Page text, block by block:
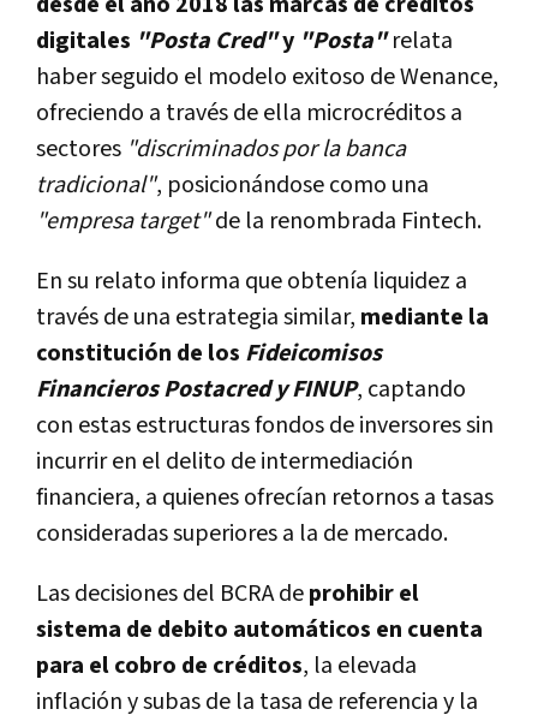
digitales "Posta Cred"y "Posta" relata
haber seguido el modelo exitoso de Wenance,
ofreciendo a través de ella microcréditos a
sectores "discriminados por la banca
tradicional", posicionándose como una
"empresa target"de la renombrada Fintech.
En su relato informa que obtenía liquidez a
través de una estrategia similar, mediante la
constitución de los Fideicomisos
Financieros Postacred y FINUP, captando
con estas estructuras fondos de inversores sin
incurrir en el delito de intermediación
financiera, a quienes ofrecían retornos a tasas
consideradas superiores a la de mercado.
Las decisiones del BCRA deprohibir el
sistema de debito automáticos en cuenta
para el cobro de créditos, la elevada
inflación y subas de la tasa de referencia y la